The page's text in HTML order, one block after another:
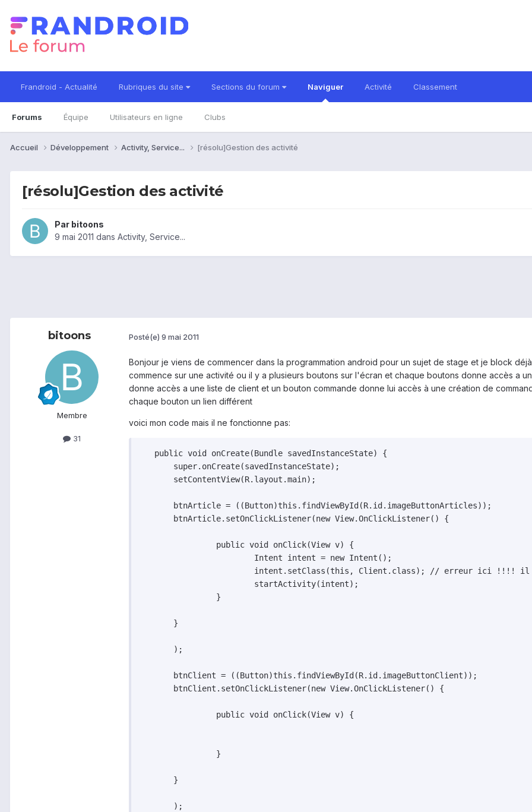
Frandroid - Actualité Rubriques du site Sections du forum Naviguer
Forums Équipe Utilisateurs en ligne Clubs
Activité Classement
Accueil Développement Activity, Service... [résolu]Gestion des activité
[résolu]Gestion des activité
Par bitoons
9 mai 2011 dans Activity, Service...
bitoons
Membre
31
Posté(e) 9 mai 2011
Bonjour je viens de commencer dans la programmation android pour un sujet de stage et je block
commence sur une activité ou il y a plusieurs boutons sur l'écran et chaque boutons donne accès a
donne accès a une liste de client et un bouton commande donne lui accès à une création de
chaque bouton un lien différent
voici mon code mais il ne fonctionne pas:
   public void onCreate(Bundle savedInstanceState) {
       super.onCreate(savedInstanceState);
       setContentView(R.layout.main);
       btnArticle = ((Button)this.findViewById(R.id.imageButtonArticles));
       btnArticle.setOnClickListener(new View.OnClickListener() {
       }
       );
       btnClient = ((Button)this.findViewById(R.id.imageButtonClient));
       btnClient.setOnClickListener(new View.OnClickListener() {
       }
       );